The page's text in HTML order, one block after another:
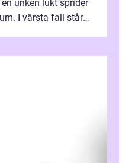
unken lukt sprider
I värsta fall står